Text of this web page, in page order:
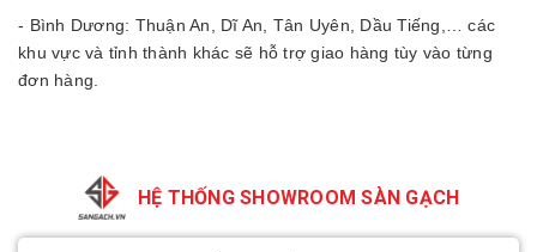
- Bình Dương: Thuận An, Dĩ An, Tân Uyên, Dầu Tiếng,… các
khu vực và tỉnh thành khác sẽ hỗ trợ giao hàng tùy vào từng
đơn hàng.
HỆ THỐNG SHOWROOM SÀN GẠCH